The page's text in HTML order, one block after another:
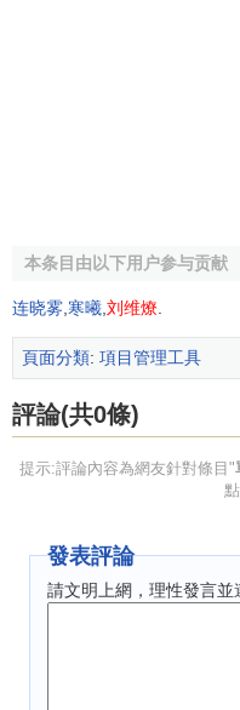
本条目由以下用户参与贡献
连晓雾 寒曦 刘维燎
頁面分類: 項目管理工具
評論(共0條)
提示:評論內容為網友針對條目"
發表評論
請文明上網，理性發言並